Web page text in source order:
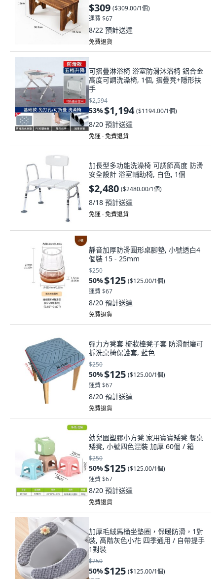
$309 ($309.00/1個)
運費 $67
8/22 預計送達
免費退貨
可摺疊淋浴椅 浴室防滑沐浴椅 鋁合金
高度可調洗澡椅, 1個, 摺疊凳+隱形扶
手
$2,594
53%$1,194 ($1194.00/1個)
8/20 預計送達
免運 ∙ 免費退貨
加長型多功能洗澡椅 可調節高度 防滑
安全設計 浴室輔助椅, 白色, 1個
$2,480 ($2480.00/1個)
8/18 預計送達
免運 ∙ 免費退貨
靜音加厚防滑圓形桌腳墊, 小號透白4
個裝 15 - 25mm
$250
50%$125 ($125.00/1個)
運費 $67
8/20 預計送達
免費退貨
彈力方凳套 梳妝檯凳子套 防滑耐磨可
拆洗桌椅保護套, 藍色
$250
50%$125 ($125.00/1個)
運費 $67
8/20 預計送達
免費退貨
幼兒園塑膠小方凳 家用寶寶矮凳 餐桌
矮凳, 小號四色混裝 加厚 60個 / 箱
$250
50%$125 ($125.00/1個)
運費 $67
8/20 預計送達
免費退貨
加厚毛絨馬桶坐墊圈，保暖防滑，1對
裝, 高階灰色小花 四季通用 / 自帶提手
1對裝
$250
50%$125 ($125.00/1個)